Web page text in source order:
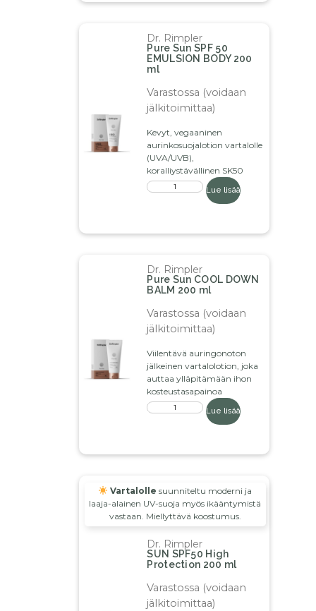
Dr. Rimpler
Pure Sun SPF 50
EMULSION BODY 200
ml
Varastossa (voidaan
jälkitoimittaa)
Kevyt, vegaaninen
aurinkosuojalotion vartalolle
(UVA/UVB),
koralliystävällinen SK50
Lue lisää
Dr. Rimpler
Pure Sun COOL DOWN
BALM 200 ml
Varastossa (voidaan
jälkitoimittaa)
Viilentävä auringonoton
jälkeinen vartalolotion, joka
auttaa ylläpitämään ihon
kosteustasapainoa
Lue lisää
Vartalolle suunniteltu moderni ja
laaja-alainen UV-suoja myös ikääntymistä
vastaan. Miellyttävä koostumus.
Dr. Rimpler
SUN SPF50 High
Protection 200 ml
Varastossa (voidaan
jälkitoimittaa)